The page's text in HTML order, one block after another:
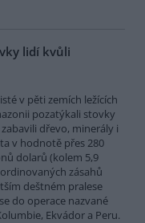
lidí kvůli
v pěti zemích ležících
pozatýkali stovky
zabavili dřevo, minerály i
v hodnotě přes 280
dolarů (kolem 5,9
zásahů
deštném pralese
do operace nazvané
Ekvádor a Peru.